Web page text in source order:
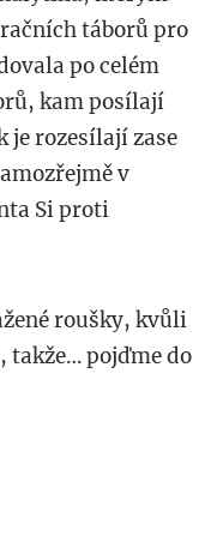
táborů pro
po celém
kam posílají
je rozesílají zase
v
Si proti
roušky, kvůli
pojďme do